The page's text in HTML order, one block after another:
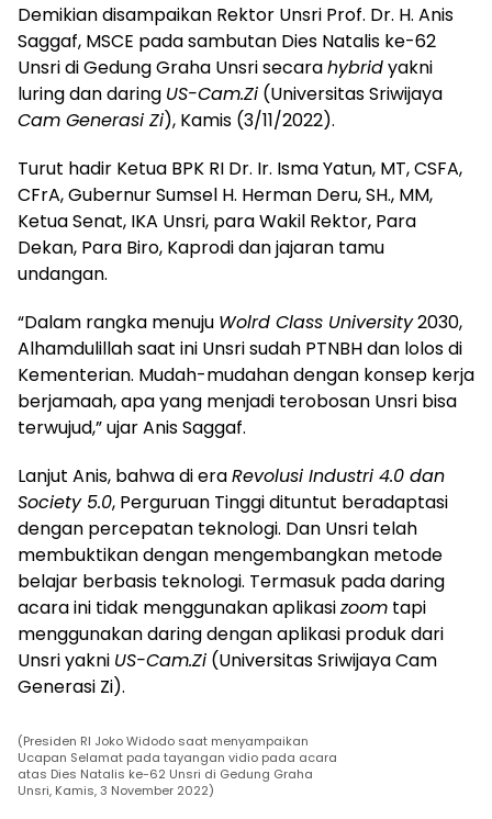
Demikian disampaikan Rektor Unsri Prof. Dr. H. Anis
Saggaf, MSCE pada sambutan Dies Natalis ke-62
Unsri di Gedung Graha Unsri secarahybridyakni
luring dan daring US-Cam.Zi (Universitas Sriwijaya
Cam Generasi Zi), Kamis (3/11/2022).
Turut hadir Ketua BPK RI Dr. Ir. Isma Yatun, MT, CSFA,
CFrA, Gubernur Sumsel H. Herman Deru, SH., MM,
Ketua Senat, IKA Unsri, para Wakil Rektor, Para
Dekan, Para Biro, Kaprodi dan jajaran tamu
undangan.
“Dalam rangka menuju Wolrd Class University2030,
Alhamdulillah saat ini Unsri sudah PTNBH dan lolos di
Kementerian. Mudah-mudahan dengan konsep kerja
berjamaah, apa yang menjadi terobosan Unsri bisa
terwujud,” ujar Anis Saggaf.
Lanjut Anis, bahwa di eraRevolusi Industri 4.0 dan
Society 5.0, Perguruan Tinggi dituntut beradaptasi
dengan percepatan teknologi. Dan Unsri telah
membuktikan dengan mengembangkan metode
belajar berbasis teknologi. Termasuk pada daring
acara ini tidak menggunakan aplikasizoom tapi
menggunakan daring dengan aplikasi produk dari
Unsri yakni US-Cam.Zi (Universitas Sriwijaya Cam
Generasi Zi).
(Presiden RI Joko Widodo saat menyampaikan
Ucapan Selamat pada tayangan vidio pada acara
atas Dies Natalis ke-62 Unsri di Gedung Graha
Unsri, Kamis, 3 November 2022)